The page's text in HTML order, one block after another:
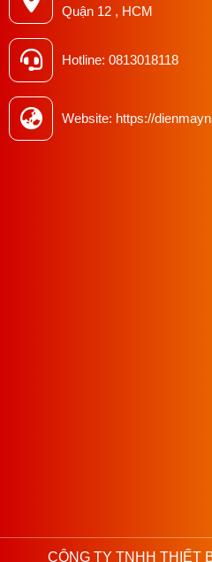
Quận 12 , HCM
Hotline: 0813018118
Website: https://
CÔNG TY TNHH THIẾT